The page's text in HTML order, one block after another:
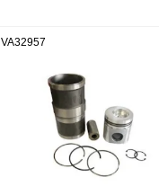
VA32957